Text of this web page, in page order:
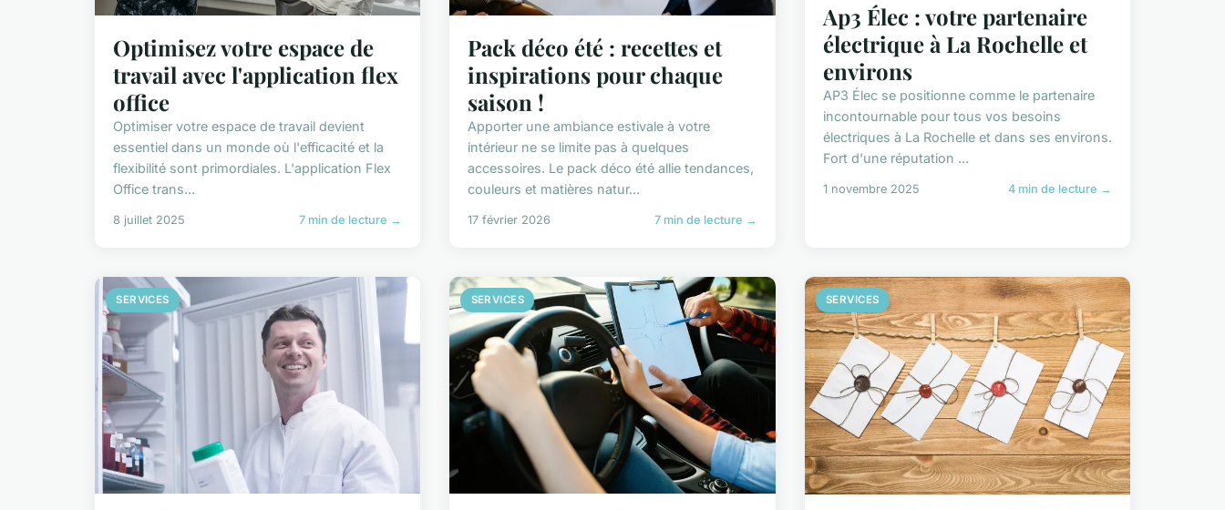
Optimisez votre espace de
travail avec l'application flex
office
Optimiser votre espace de travail devient
essentiel dans un monde où l'efficacité et la
flexibilité sont primordiales. L'application Flex
Office trans...
8 juillet 2025 7 min de lecture →
Pack déco été : recettes et
inspirations pour chaque
saison !
Apporter une ambiance estivale à votre
intérieur ne se limite pas à quelques
accessoires. Le pack déco été allie tendances,
couleurs et matières natur...
17 février 2026 7 min de lecture →
Ap3 Élec : votre partenaire
électrique à La Rochelle et
environs
AP3 Élec se positionne comme le partenaire
incontournable pour tous vos besoins
électriques à La Rochelle et dans ses environs.
Fort d'une réputation ...
1 novembre 2025 4 min de lecture →
SERVICES SERVICES SERVICES